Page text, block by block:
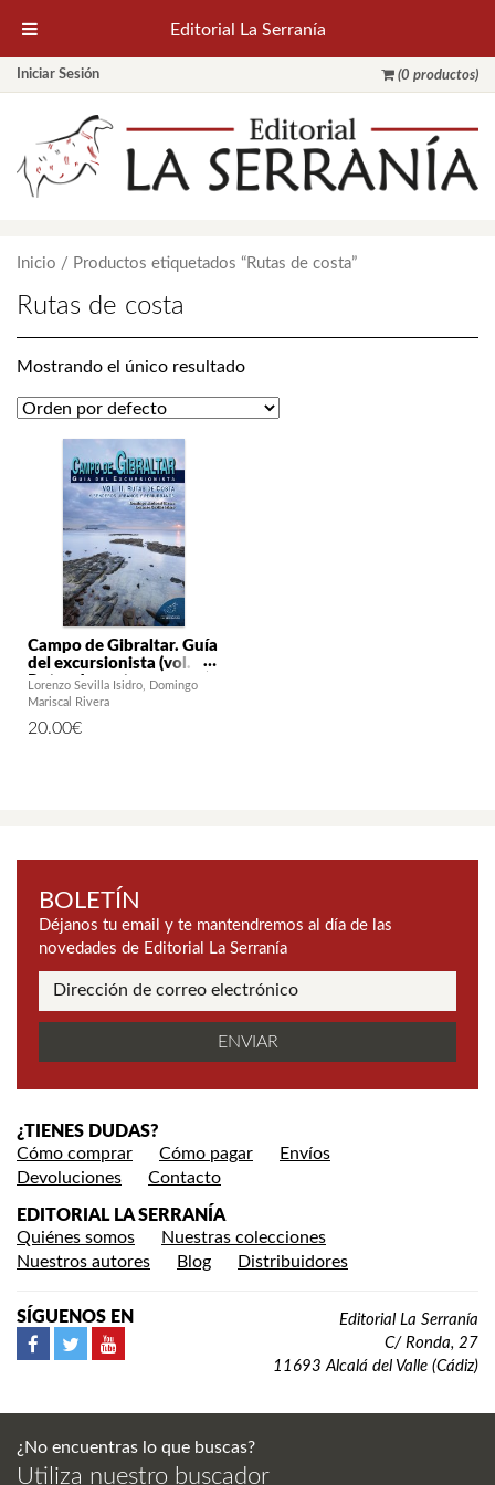
Iniciar Sesión (0 productos)
Inicio / Productos etiquetados “Rutas de costa”
Rutas de costa
Mostrando el único resultado
Campo de Gibraltar. Guía
del excursionista (vol. II).
Rutas de costa y
senderos urbanos y
Lorenzo Sevilla Isidro
Domingo
Mariscal Rivera
20.00€
BOLETÍN
Déjanos tu email y te mantendremos al día de las
novedades de Editorial La Serranía
¿TIENES DUDAS?
Cómo comprar
Cómo pagar
Envíos
Devoluciones
Contacto
EDITORIAL LA SERRANÍA
Quiénes somos
Nuestras colecciones
Nuestros autores
Blog Distribuidores
SÍGUENOS EN
Editorial La Serranía
C/ Ronda, 27
11693 Alcalá del Valle (Cádiz)
¿No encuentras lo que buscas?
Utiliza nuestro buscador
Editorial La Serranía